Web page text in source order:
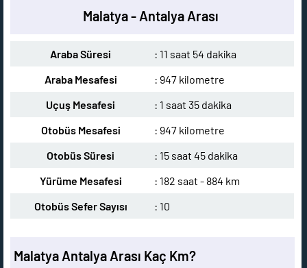
Malatya - Antalya Arası
Araba Süresi
: 11 saat 54 dakika
Araba Mesafesi
: 947 kilometre
Uçuş Mesafesi
: 1 saat 35 dakika
Otobüs Mesafesi
: 947 kilometre
Otobüs Süresi
: 15 saat 45 dakika
Yürüme Mesafesi
: 182 saat - 884 km
Otobüs Sefer Sayısı
: 10
Malatya Antalya Arası Kaç Km?